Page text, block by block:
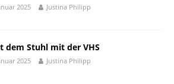
2025 Justina Philipp
dem Stuhl mit der VHS
2025 Justina Philipp